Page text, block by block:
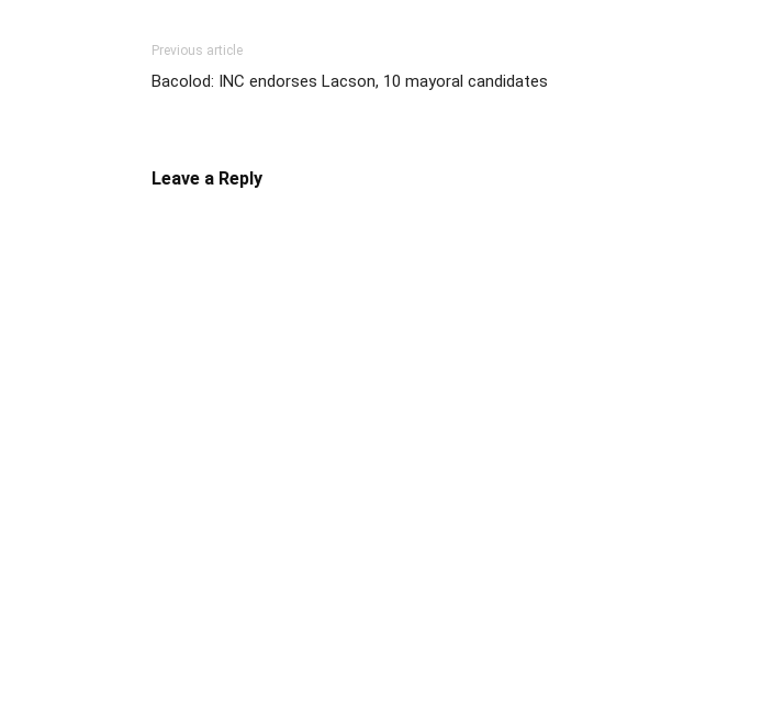
Previous article
Bacolod: INC endorses Lacson, 10 mayoral candidates
Leave a Reply